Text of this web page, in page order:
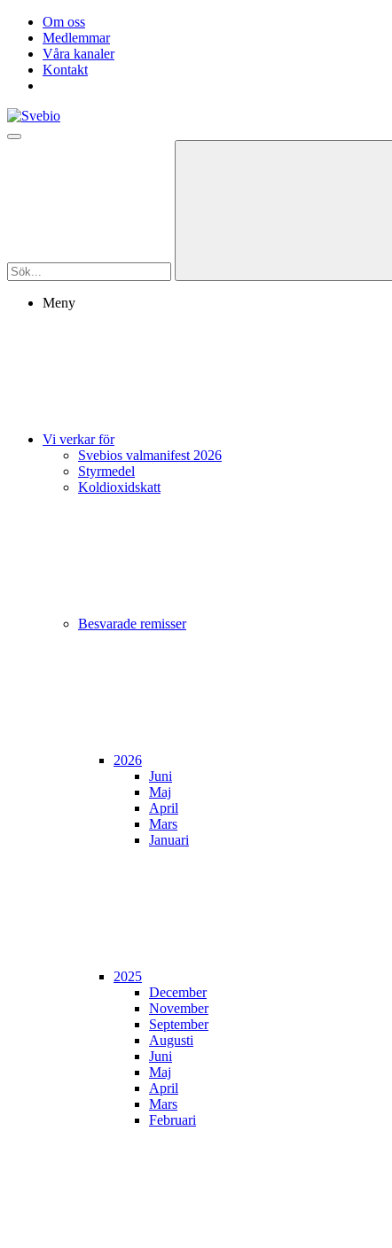
Om oss
Medlemmar
Våra kanaler
Kontakt
Meny
Vi verkar för
Svebios valmanifest 2026
Styrmedel
Koldioxidskatt
Besvarade remisser
2026
Juni
Maj
April
Mars
Januari
2025
December
November
September
Augusti
Juni
Maj
April
Mars
Februari